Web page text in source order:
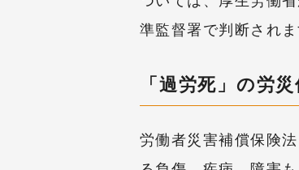
準監督署で判断されま
「過労死」の労
労働者災害補償保険